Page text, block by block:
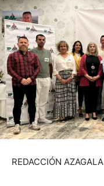
REDACCIÓN AZAGALA